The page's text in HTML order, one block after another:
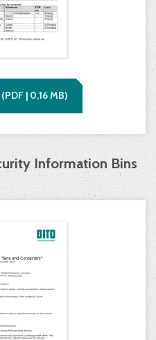
(PDF | 0,16MB)
Information Bins